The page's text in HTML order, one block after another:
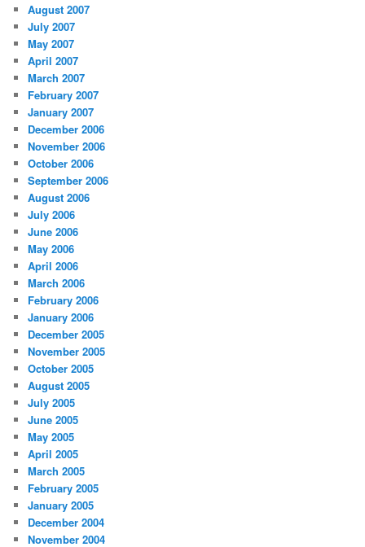
August 2007
July 2007
May 2007
April 2007
March 2007
February 2007
January 2007
December 2006
November 2006
October 2006
September 2006
August 2006
July 2006
June 2006
May 2006
April 2006
March 2006
February 2006
January 2006
December 2005
November 2005
October 2005
August 2005
July 2005
June 2005
May 2005
April 2005
March 2005
February 2005
January 2005
December 2004
November 2004